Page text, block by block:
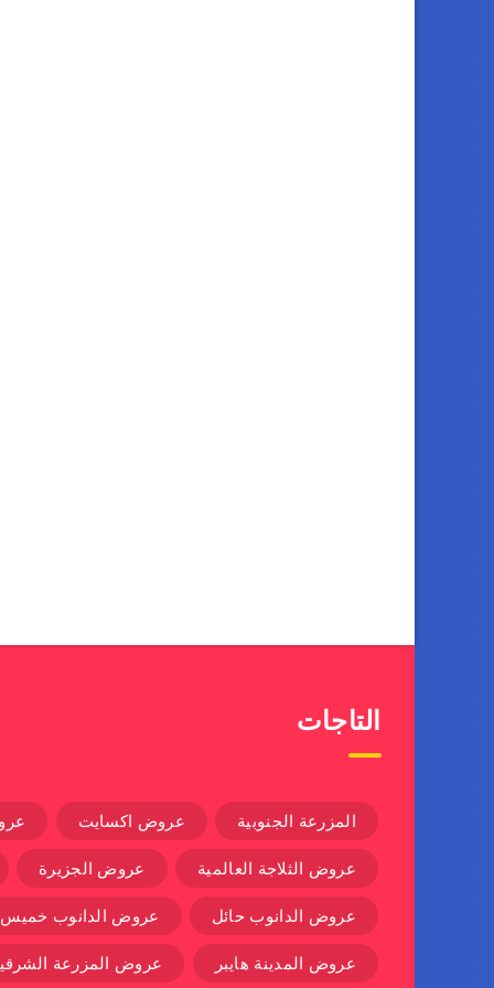
التاجات
المزرعة الجنوبية عروض اكسايت
عروض الثلاجة العالمية عروض الجزيرة
عروض الدانوب حائل عروض الدانوب
عروض المدينة هايبر عروض المزرعة